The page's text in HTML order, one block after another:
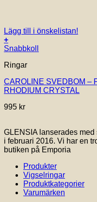
Lägg till i önskelistan!
+
Snabbkoll
Ringar
CAROLINE SVEDBOM –
RHODIUM CRYSTAL
995 kr
GLENSIA lanserades
i februari 2016. Vi har en
butiken på Emporia
Produkter
Vigselringar
Produktkategorier
Varumärken